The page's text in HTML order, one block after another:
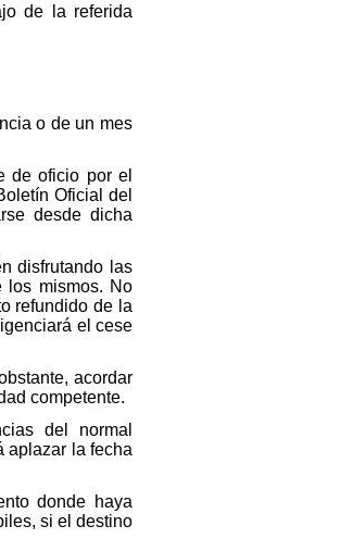
de la referida
o de un mes
de oficio por el
Oficial del
desde dicha
disfrutando las
los mismos. No
refundido de la
el cese
acordar
competente.
del normal
aplazar la fecha
donde haya
si el destino